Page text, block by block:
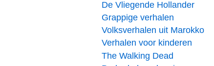
De Vliegende Hollander
Grappige verhalen
Volksverhalen uit Marokko
Verhalen voor kinderen
The Walking Dead